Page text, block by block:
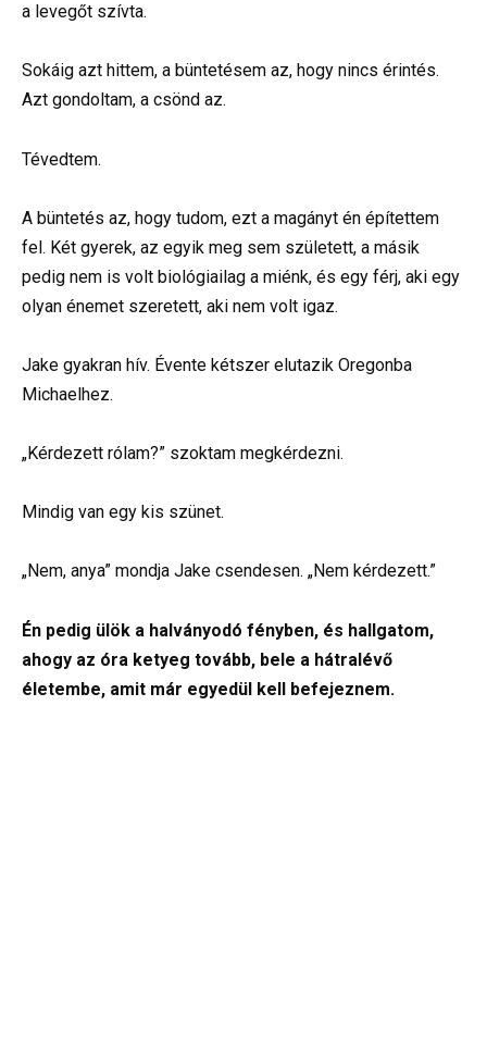
a levegőt szívta.
Sokáig azt hittem, a büntetésem az, hogy nincs érintés.
Azt gondoltam, a csönd az.
Tévedtem.
A büntetés az, hogy tudom, ezt a magányt én építettem
fel. Két gyerek, az egyik meg sem született, a másik
pedig nem is volt biológiailag a miénk, és egy férj, aki egy
olyan énemet szeretett, aki nem volt igaz.
Jake gyakran hív. Évente kétszer elutazik Oregonba
Michaelhez.
„Kérdezett rólam?” szoktam megkérdezni.
Mindig van egy kis szünet.
„Nem, anya” mondja Jake csendesen. „Nem kérdezett.”
Én pedig ülök a halványodó fényben, és hallgatom,
ahogy az óra ketyeg tovább, bele a hátralévő
életembe, amit már egyedül kell befejeznem.